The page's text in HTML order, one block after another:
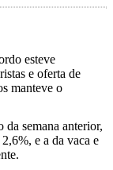
esteve
e oferta de
manteve o
da semana anterior,
e a da vaca e